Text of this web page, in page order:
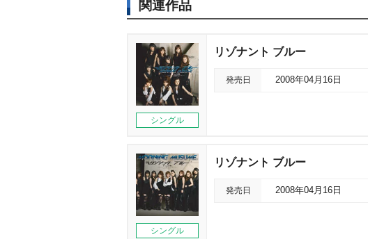
関連作品
シングル
リゾナント ブルー
発売日 2008年04月16日
シングル
リゾナント ブルー
発売日 2008年04月16日